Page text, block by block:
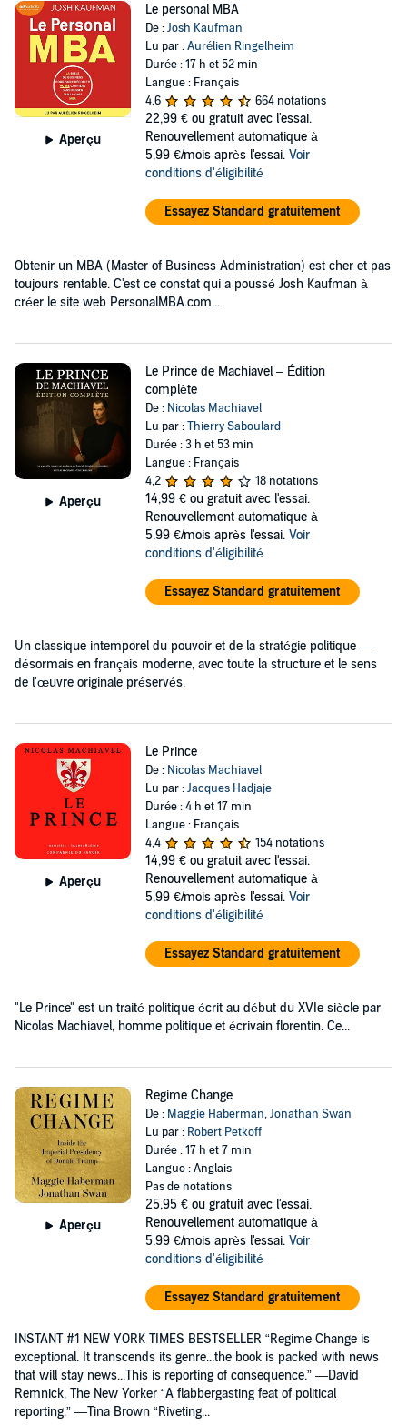
Aperçu
Le personal MBA
De :Josh Kaufman
Lu par :Aurélien Ringelheim
Durée : 17 h et 52 min
Langue : Français
4,6
664 notations
22,99 € ou gratuit avec l'essai.
Renouvellement automatique à
5,99 €/mois après l'essai. Voir
conditions d'éligibilité
Essayez Standard gratuitement
Obtenir un MBA (Master of Business Administration) est cher et pas
toujours rentable. C'est ce constat qui a poussé Josh Kaufman à
créer le site web PersonalMBA.com...
Aperçu
Le Prince de Machiavel – Édition
complète
De : Nicolas Machiavel
Lu par :Thierry Saboulard
Durée : 3 h et 53 min
Langue : Français
4,2
18 notations
14,99 € ou gratuit avec l'essai.
Renouvellement automatique à
5,99 €/mois après l'essai. Voir
conditions d'éligibilité
Essayez Standard gratuitement
Un classique intemporel du pouvoir et de la stratégie politique —
désormais en français moderne, avec toute la structure et le sens
de l'œuvre originale préservés.
Aperçu
Le Prince
De : Nicolas Machiavel
Lu par :Jacques Hadjaje
Durée : 4 h et 17 min
Langue : Français
4,4
154 notations
14,99 € ou gratuit avec l'essai.
Renouvellement automatique à
5,99 €/mois après l'essai. Voir
conditions d'éligibilité
Essayez Standard gratuitement
"Le Prince" est un traité politique écrit au début du XVIe siècle par
Nicolas Machiavel, homme politique et écrivain florentin. Ce...
Aperçu
Regime Change
De : Maggie Haberman,Jonathan Swan
Lu par : Robert Petkoff
Durée : 17 h et 7 min
Langue : Anglais
Pas de notations
25,95 € ou gratuit avec l'essai.
Renouvellement automatique à
5,99 €/mois après l'essai. Voir
conditions d'éligibilité
Essayez Standard gratuitement
INSTANT #1 NEW YORK TIMES BESTSELLER “Regime Change is
exceptional. It transcends its genre...the book is packed with news
that will stay news...This is reporting of consequence.” —David
Remnick, The New Yorker “A flabbergasting feat of political
reporting.” —Tina Brown “Riveting...